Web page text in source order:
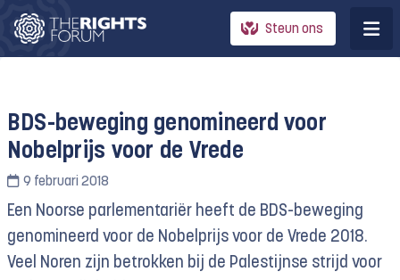
Steun ons
BDS-beweging genomineerd voor
Nobelprijs voor de Vrede
9 februari 2018
Een Noorse parlementariër heeft de BDS-beweging
genomineerd voor de Nobelprijs voor de Vrede 2018.
Veel Noren zijn betrokken bij de Palestijnse strijd voor